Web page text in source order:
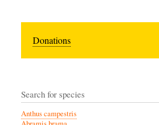
Donations
Search for species
Anthus campestris